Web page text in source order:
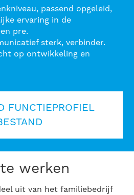
passend opgeleid,
ervaring in de
pre.
sterk, verbinder.
op ontwikkeling en
FUNCTIEPROFIEL
te werken
uit van het familiebedrijf